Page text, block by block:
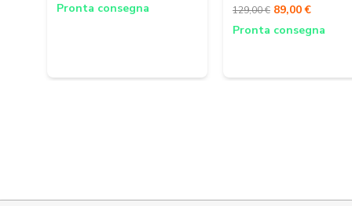
Pronta consegna
129,00 € 89,00 €
Pronta consegna